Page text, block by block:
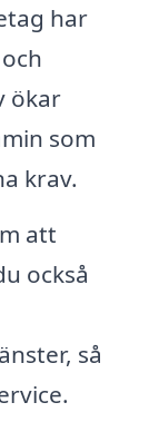
har
ökar
som
krav.
att
också
så